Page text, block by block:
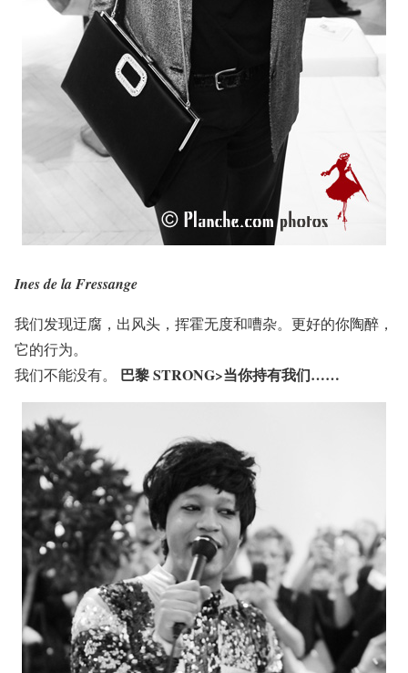
Ines de la Fressange
我们发现迂腐，出风头，挥霍无度和嘈杂。更好的你陶醉，
它的行为。
我们不能没有。 巴黎 STRONG>当你持有我们……